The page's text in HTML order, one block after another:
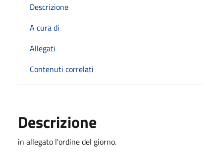
Descrizione
A cura di
Allegati
Contenuti correlati
Descrizione
in allegato l'ordine del giorno.